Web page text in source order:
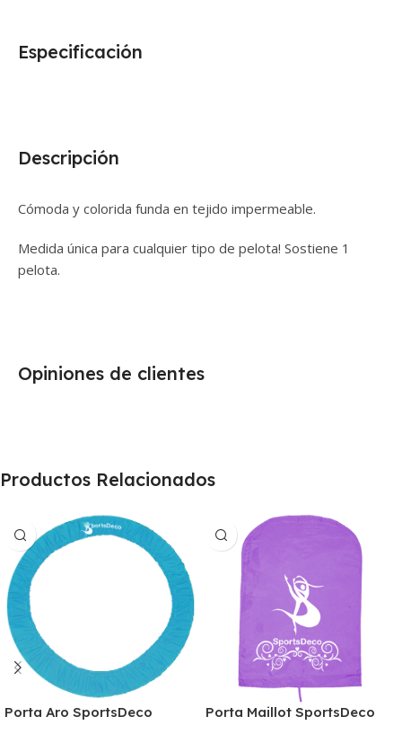
Descripción
Cómoda y colorida funda en tejido impermeable.
Medida única para cualquier tipo de pelota! Sostiene 1
pelota.
Especificación
Opiniones de clientes
Productos Relacionados
Porta Aro SportsDeco Porta Maillot SportsDeco